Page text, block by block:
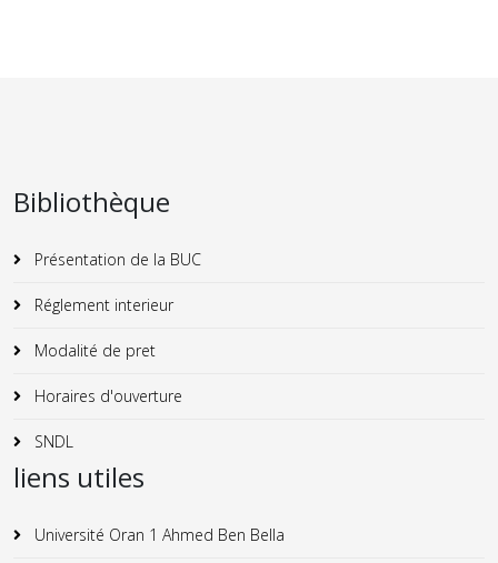
Bibliothèque
Présentation de la BUC
Réglement interieur
Modalité de pret
Horaires d'ouverture
SNDL
liens utiles
Université Oran 1 Ahmed Ben Bella